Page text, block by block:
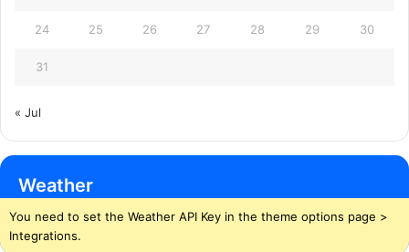
24 25 26 27 28 29 30
31
« Jul
Weather
You need to set the Weather API Key in the theme options page >
Integrations.